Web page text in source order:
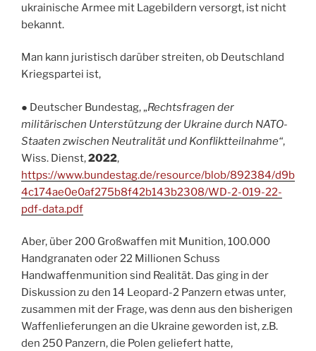
ukrainische Armee mit Lagebildern versorgt, ist nicht
bekannt.
Man kann juristisch darüber streiten, ob Deutschland
Kriegspartei ist,
● Deutscher Bundestag, „Rechtsfragen der
militärischen Unterstützung der Ukraine durch NATO-
Staaten zwischen Neutralität und Konfliktteilnahme“,
Wiss. Dienst,2022,
https://www.bundestag.de/resource/blob/892384/d9b
4c174ae0e0af275b8f42b143b2308/WD-2-019-22-
pdf-data.pdf
Aber, über 200 Großwaffen mit Munition, 100.000
Handgranaten oder 22 Millionen Schuss
Handwaffenmunition sind Realität. Das ging in der
Diskussion zu den 14 Leopard-2 Panzern etwas unter,
zusammen mit der Frage, was denn aus den bisherigen
Waffenlieferungen an die Ukraine geworden ist, z.B.
den 250 Panzern, die Polen geliefert hatte,